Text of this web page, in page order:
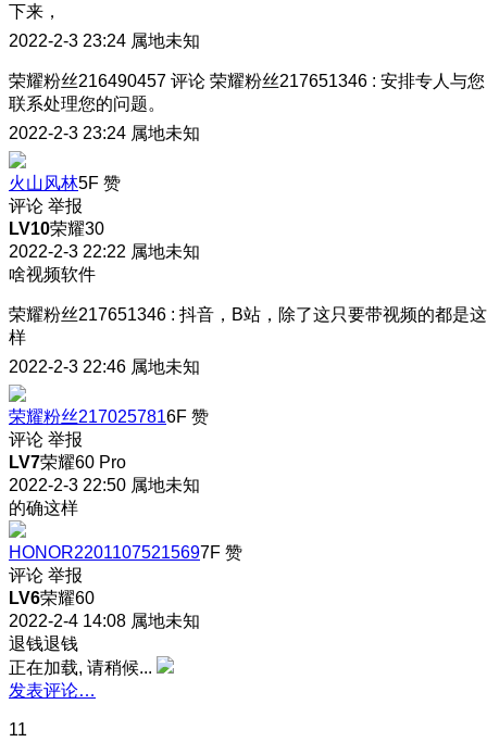
下来，
2022-2-3 23:24 属地未知
荣耀粉丝216490457 评论 荣耀粉丝217651346 : 安排专人与您
联系处理您的问题。
2022-2-3 23:24 属地未知
火山风林5F 赞
评论 举报
LV10荣耀30
2022-2-3 22:22 属地未知
啥视频软件
荣耀粉丝217651346 : 抖音，B站，除了这只要带视频的都是这
样
2022-2-3 22:46 属地未知
荣耀粉丝2170257816F 赞
评论 举报
LV7荣耀60 Pro
2022-2-3 22:50 属地未知
的确这样
HONOR22011075215697F 赞
评论 举报
LV6荣耀60
2022-2-4 14:08 属地未知
退钱退钱
正在加载, 请稍候...
发表评论…
11